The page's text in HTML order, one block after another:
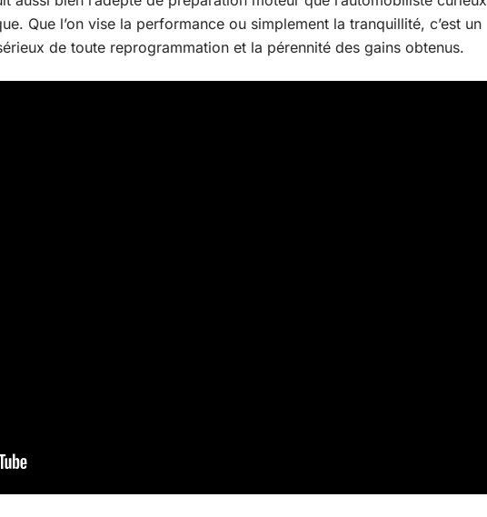
Que l’on vise la performance ou simplement la tranquillité, c’est un
de toute reprogrammation et la pérennité des gains obtenus.